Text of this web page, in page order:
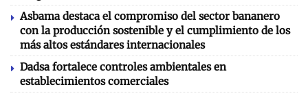
Asbama destaca el compromiso del sector bananero
con la producción sostenible y el cumplimiento de los
más altos estándares internacionales
Dadsa fortalece controles ambientales en
establecimientos comerciales